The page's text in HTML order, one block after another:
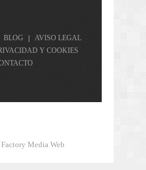
BLOG
AVISO LEGAL
Y COOKIES
Factory Media Web